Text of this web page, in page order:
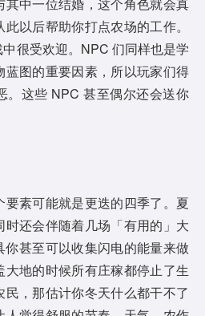
以后帮助你打点农场的工作。
很受欢迎。NPC 们同样也是学
蓝图的重要因素，所以玩家们得
。这些 NPC 甚至偶尔还会送你
素可能就是更迭的四季了。夏
还会伴随着几场「有用的」大
甚至可以收集闪电的能量来做
地的时候所有庄稼都停止了生
，那估计你冬天什么都干不了